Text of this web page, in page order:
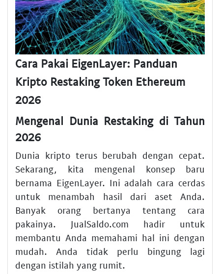
Cara Pakai EigenLayer: Panduan
Kripto Restaking Token Ethereum
2026
Mengenal Dunia Restaking di Tahun
2026
Dunia kripto terus berubah dengan cepat.
Sekarang, kita mengenal konsep baru
bernama EigenLayer. Ini adalah cara cerdas
untuk menambah hasil dari aset Anda.
Banyak orang bertanya tentang cara
pakainya. JualSaldo.com hadir untuk
membantu Anda memahami hal ini dengan
mudah. Anda tidak perlu bingung lagi
dengan istilah yang rumit.